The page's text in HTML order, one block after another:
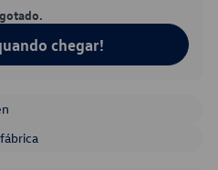
chegar!